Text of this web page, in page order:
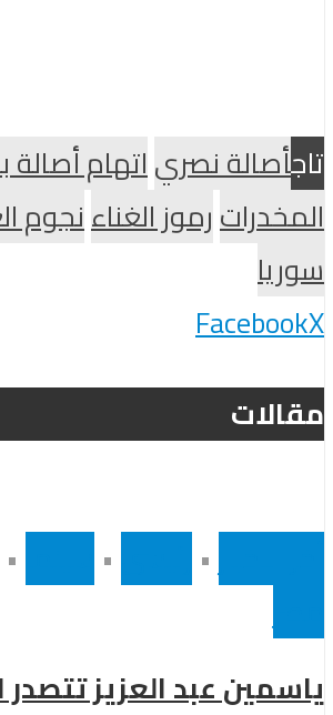
تاجأصالة نصرياتهام أصالة
المخدراترموز الغناءنجوم
سوريا
FacebookX
مقالات
•
•
•
ياسمين عبد العزيز تتصدر